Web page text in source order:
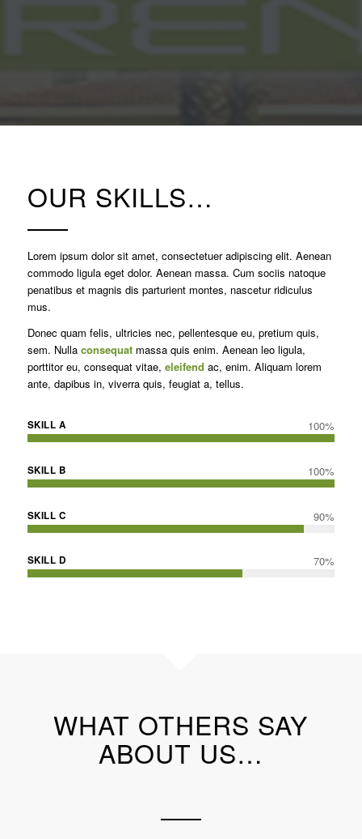
OUR SKILLS…
Lorem ipsum dolor sit amet, consectetuer adipiscing elit. Aenean
commodo ligula eget dolor. Aenean massa. Cum sociis natoque
penatibus et magnis dis parturient montes, nascetur ridiculus
mus.
Donec quam felis, ultricies nec, pellentesque eu, pretium quis,
sem. Nulla consequatmassa quis enim. Aenean leo ligula,
porttitor eu, consequat vitae, eleifend ac, enim. Aliquam lorem
ante, dapibus in, viverra quis, feugiat a, tellus.
SKILL A 100%
SKILL B 100%
SKILL C 90%
SKILL D 70%
WHAT OTHERS SAY
ABOUT US…